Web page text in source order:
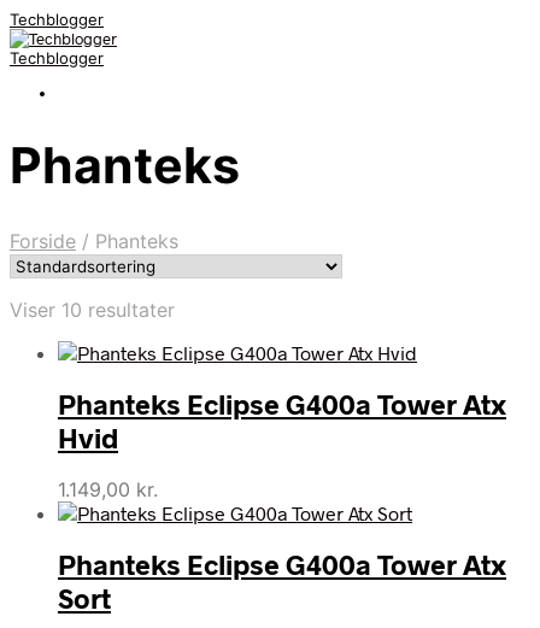
Techblogger
Techblogger
Phanteks
Forside / Phanteks
Viser 10 resultater
Phanteks Eclipse G400a Tower Atx
Hvid
1.149,00 kr.
Phanteks Eclipse G400a Tower Atx
Sort